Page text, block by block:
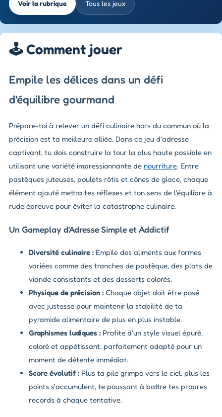
Voir la rubrique Tous les jeux
🕹️ Comment jouer
Empile les délices dans un défi
d'équilibre gourmand
Prépare-toi à relever un défi culinaire hors du commun où la
précision est ta meilleure alliée. Dans ce jeu d'adresse
captivant, tu dois construire la tour la plus haute possible en
utilisant une variété impressionnante de nourriture. Entre
pastèques juteuses, poulets rôtis et cônes de glace, chaque
élément ajouté mettra tes réflexes et ton sens de l'équilibre à
rude épreuve pour éviter la catastrophe culinaire.
Un Gameplay d'Adresse Simple et Addictif
Diversité culinaire : Empile des aliments aux formes
variées comme des tranches de pastèque, des plats de
viande consistants et des desserts colorés.
Physique de précision : Chaque objet doit être posé
avec justesse pour maintenir la stabilité de ta
pyramide alimentaire de plus en plus instable.
Graphismes ludiques : Profite d'un style visuel épuré,
coloré et appétissant, parfaitement adapté pour un
moment de détente immédiat.
Score évolutif : Plus ta pile grimpe vers le ciel, plus les
points s'accumulent, te poussant à battre tes propres
records à chaque tentative.